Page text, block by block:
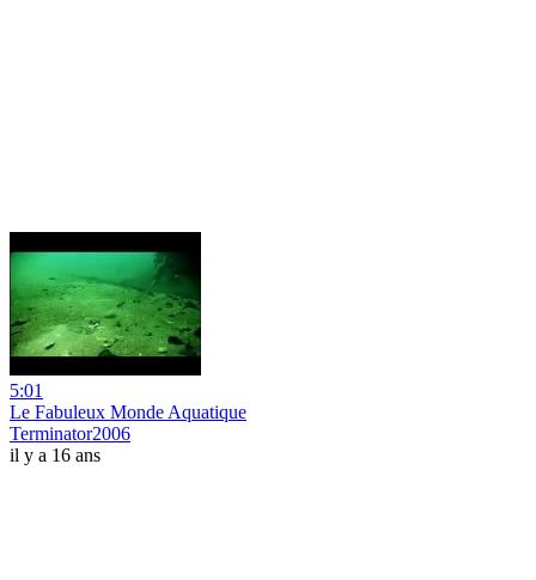
5:01
Le Fabuleux Monde Aquatique
Terminator2006
il y a 16 ans